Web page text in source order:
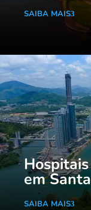
SAIBA MAIS
em
SAIBA MAIS